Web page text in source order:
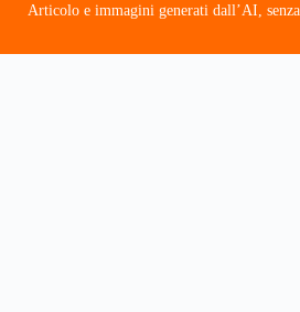
Articolo e immagini generati dall’AI,